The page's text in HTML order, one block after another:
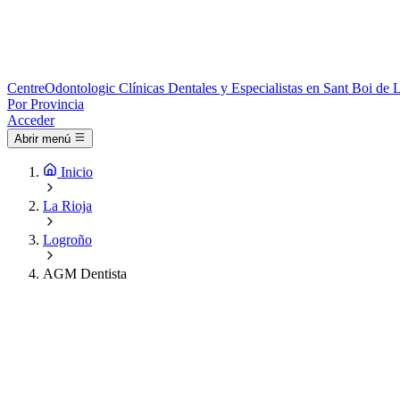
CentreOdontologic Clínicas Dentales y Especialistas en Sant Boi de
Por Provincia
Acceder
Abrir menú
Inicio
La Rioja
Logroño
AGM Dentista